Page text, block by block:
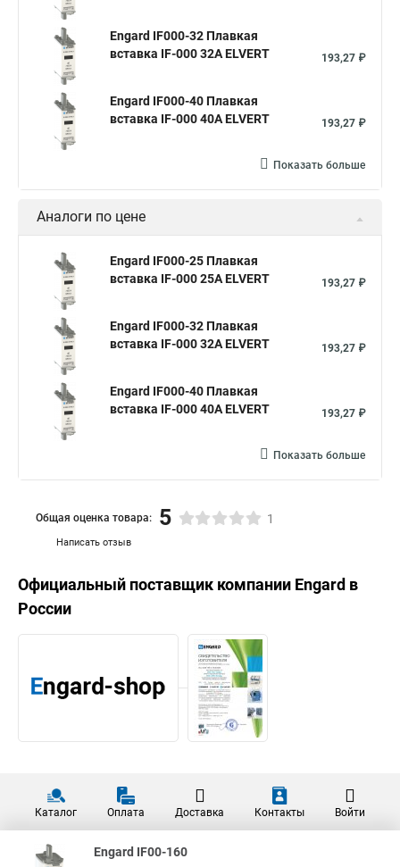
Engard IF000-32 Плавкая
вставка IF-000 32А ELVERT
193,27 ₽
Engard IF000-40 Плавкая
вставка IF-000 40А ELVERT
193,27 ₽
Показать больше
Аналоги по цене
Engard IF000-25 Плавкая
вставка IF-000 25А ELVERT
193,27 ₽
Engard IF000-32 Плавкая
вставка IF-000 32А ELVERT
193,27 ₽
Engard IF000-40 Плавкая
вставка IF-000 40А ELVERT
193,27 ₽
Показать больше
Написать отзыв
Общая оценка товара: 5 1
Официальный поставщик компании Engard в
России
Каталог Оплата Доставка Контакты Войти
Engard IF00-160